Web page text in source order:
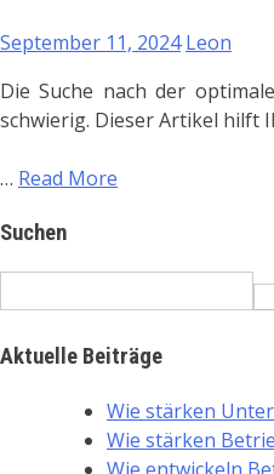
September 11, 2024 Leon
Die Suche nach der
schwierig. Dieser Artikel hilft
… Read More
Suchen
for:
Aktuelle Beiträge
Wie stärken
Wie stärken